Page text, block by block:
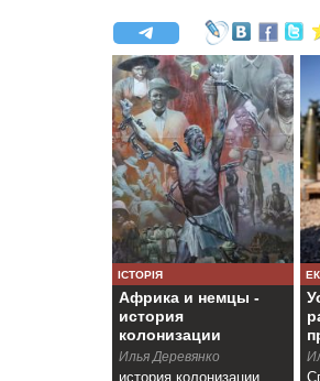
ІСТОРІЯ
Африка и немцы -
история
колонизации
Намибии
Илья Деревянко
история колонизации